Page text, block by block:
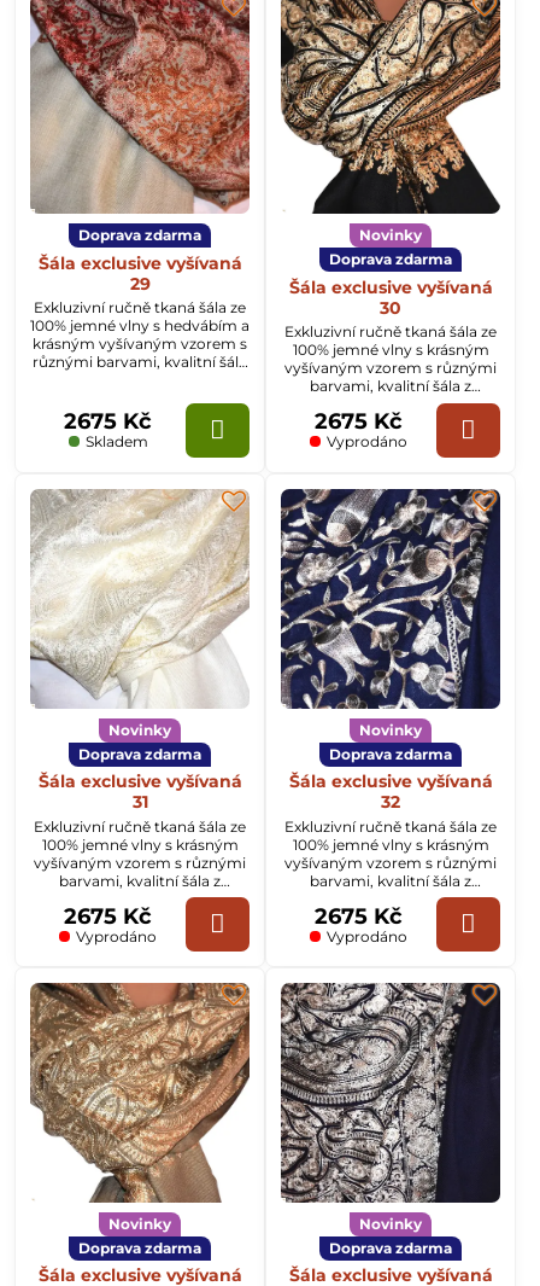
Doprava zdarma
Šála exclusive vyšívaná
29
Exkluzivní ručně tkaná šála ze
100% jemné vlny s hedvábím a
krásným vyšívaným vzorem s
různými barvami, kvalitní šála
Skladem
2675 Kč
Novinky
Doprava zdarma
Šála exclusive vyšívaná
30
Exkluzivní ručně tkaná šála ze
100% jemné vlny s krásným
vyšívaným vzorem s různými
barvami, kvalitní šála z
Kašmíru o rozměru
70x200cm.
Vyprodáno
2675 Kč
Novinky
Doprava zdarma
Šála exclusive vyšívaná
31
Exkluzivní ručně tkaná šála ze
100% jemné vlny s krásným
vyšívaným vzorem s různými
barvami, kvalitní šála z
Kašmíru o rozměru
70x200cm.
Vyprodáno
2675 Kč
Novinky
Doprava zdarma
Šála exclusive vyšívaná
32
Exkluzivní ručně tkaná šála ze
100% jemné vlny s krásným
vyšívaným vzorem s různými
barvami, kvalitní šála z
Kašmíru o rozměru
70x200cm.
Vyprodáno
2675 Kč
Novinky
Doprava zdarma
Šála exclusive vyšívaná
Novinky
Doprava zdarma
Šála exclusive vyšívaná